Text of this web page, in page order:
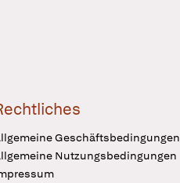
Geschäftsbedingungen
Nutzungsbedingungen